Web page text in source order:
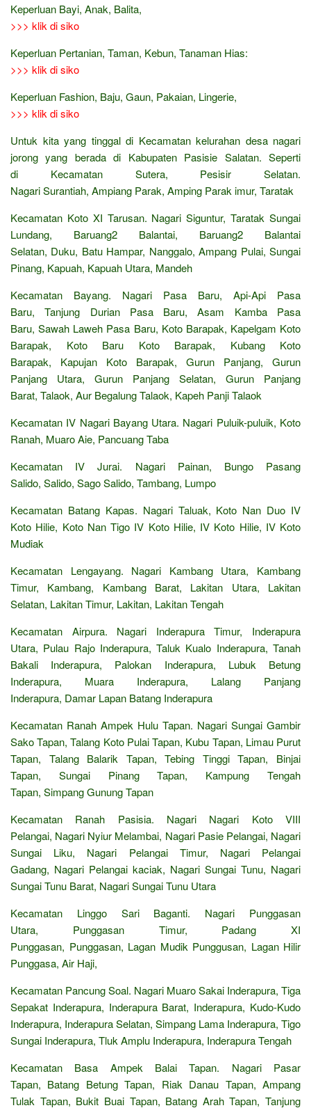
Keperluan Bayi, Anak, Balita,
>>> klik di siko
Keperluan Pertanian, Taman, Kebun, Tanaman Hias:
>>> klik di siko
Keperluan Fashion, Baju, Gaun, Pakaian, Lingerie,
>>> klik di siko
Untuk kita yang tinggal di Kecamatan kelurahan desa nagari
jorong yang berada di Kabupaten Pasisie Salatan. Seperti
di Kecamatan Sutera, Pesisir Selatan.
Nagari Surantiah, Ampiang Parak, Amping Parak imur, Taratak
Kecamatan Koto XI Tarusan. Nagari Siguntur, Taratak Sungai
Lundang, Baruang2 Balantai, Baruang2 Balantai
Selatan, Duku, Batu Hampar, Nanggalo, Ampang Pulai, Sungai
Pinang, Kapuah, Kapuah Utara, Mandeh
Kecamatan Bayang. Nagari Pasa Baru, Api-Api Pasa
Baru, Tanjung Durian Pasa Baru, Asam Kamba Pasa
Baru, Sawah Laweh Pasa Baru, Koto Barapak, Kapelgam Koto
Barapak, Koto Baru Koto Barapak, Kubang Koto
Barapak, Kapujan Koto Barapak, Gurun Panjang, Gurun
Panjang Utara, Gurun Panjang Selatan, Gurun Panjang
Barat, Talaok, Aur Begalung Talaok, Kapeh Panji Talaok
Kecamatan IV Nagari Bayang Utara. Nagari Puluik-puluik, Koto
Ranah, Muaro Aie, Pancuang Taba
Kecamatan IV Jurai. Nagari Painan, Bungo Pasang
Salido, Salido, Sago Salido, Tambang, Lumpo
Kecamatan Batang Kapas. Nagari Taluak, Koto Nan Duo IV
Koto Hilie, Koto Nan Tigo IV Koto Hilie, IV Koto Hilie, IV Koto
Mudiak
Kecamatan Lengayang. Nagari Kambang Utara, Kambang
Timur, Kambang, Kambang Barat, Lakitan Utara, Lakitan
Selatan, Lakitan Timur, Lakitan, Lakitan Tengah
Kecamatan Airpura. Nagari Inderapura Timur, Inderapura
Utara, Pulau Rajo Inderapura, Taluk Kualo Inderapura, Tanah
Bakali Inderapura, Palokan Inderapura, Lubuk Betung
Inderapura, Muara Inderapura, Lalang Panjang
Inderapura, Damar Lapan Batang Inderapura
Kecamatan Ranah Ampek Hulu Tapan. Nagari Sungai Gambir
Sako Tapan, Talang Koto Pulai Tapan, Kubu Tapan, Limau Purut
Tapan, Talang Balarik Tapan, Tebing Tinggi Tapan, Binjai
Tapan, Sungai Pinang Tapan, Kampung Tengah
Tapan, Simpang Gunung Tapan
Kecamatan Ranah Pasisia. Nagari Nagari Koto VIII
Pelangai, Nagari Nyiur Melambai, Nagari Pasie Pelangai, Nagari
Sungai Liku, Nagari Pelangai Timur, Nagari Pelangai
Gadang, Nagari Pelangai kaciak, Nagari Sungai Tunu, Nagari
Sungai Tunu Barat, Nagari Sungai Tunu Utara
Kecamatan Linggo Sari Baganti. Nagari Punggasan
Utara, Punggasan Timur, Padang XI
Punggasan, Punggasan, Lagan Mudik Punggusan, Lagan Hilir
Punggasa, Air Haji,
Kecamatan Pancung Soal. Nagari Muaro Sakai Inderapura, Tiga
Sepakat Inderapura, Inderapura Barat, Inderapura, Kudo-Kudo
Inderapura, Inderapura Selatan, Simpang Lama Inderapura, Tigo
Sungai Inderapura, Tluk Amplu Inderapura, Inderapura Tengah
Kecamatan Basa Ampek Balai Tapan. Nagari Pasar
Tapan, Batang Betung Tapan, Riak Danau Tapan, Ampang
Tulak Tapan, Bukit Buai Tapan, Batang Arah Tapan, Tanjung